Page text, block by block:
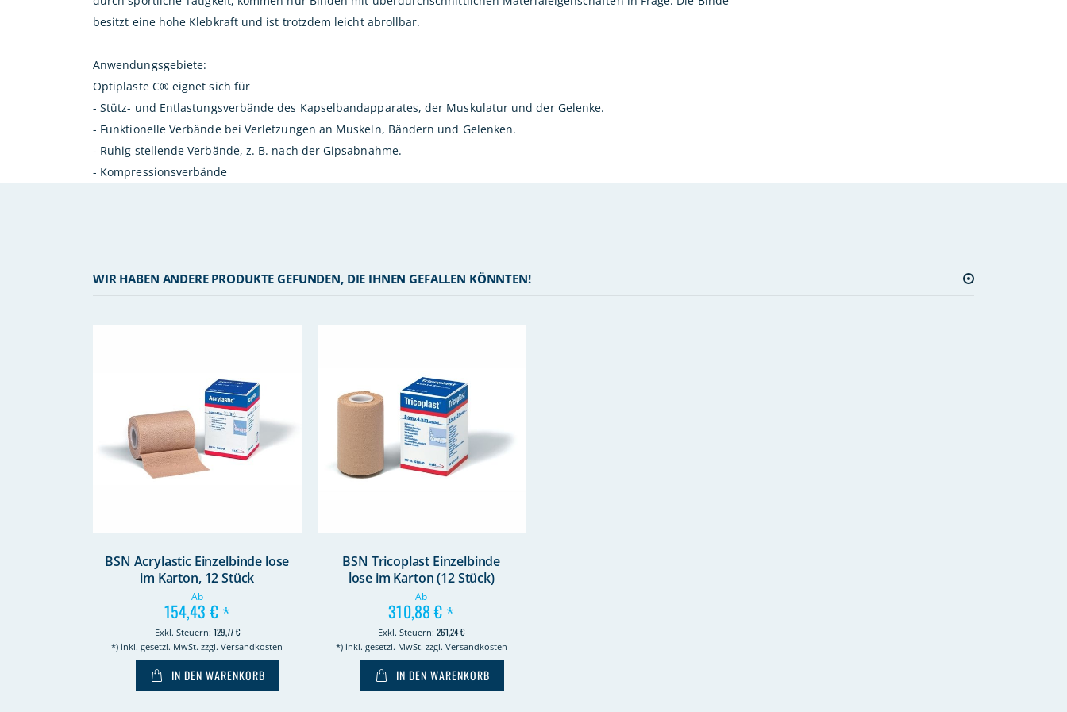
besitzt eine hohe Klebkraft und ist trotzdem leicht abrollbar.
Anwendungsgebiete:
Optiplaste C® eignet sich für
- Stütz- und Entlastungsverbände des Kapselbandapparates, der Muskulatur und der Gelenke.
- Funktionelle Verbände bei Verletzungen an Muskeln, Bändern und Gelenken.
- Ruhig stellende Verbände, z. B. nach der Gipsabnahme.
- Kompressionsverbände
WIR HABEN ANDERE PRODUKTE GEFUNDEN, DIE IHNEN GEFALLEN KÖNNTEN!
BSN Acrylastic Einzelbinde lose
im Karton, 12 Stück
Ab
154,43 €*
129,77 €
*) inkl. gesetzl. MwSt. zzgl. Versandkosten
IN DEN WARENKORB
BSN Tricoplast Einzelbinde
lose im Karton (12 Stück)
Ab
310,88 € *
261,24 €
*) inkl. gesetzl. MwSt. zzgl. Versandkosten
IN DEN WARENKORB